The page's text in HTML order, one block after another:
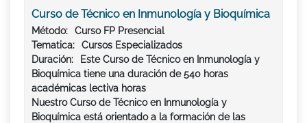
Curso de Técnico en Inmunología y Bioquímica
Método:
Curso FP Presencial
Tematica:
Cursos Especializados
Duración:
Este Curso de Técnico en Inmunología y
Bioquímica tiene una duración de 540 horas
académicas lectiva horas
Nuestro Curso de Técnico en Inmunología y
Bioquímica está orientado a la formación de las